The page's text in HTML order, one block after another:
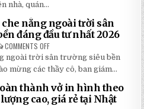
ĐỘNG
QUAY
TAY
TIẾT
2026:
5
BÍ
MẬT
GIÚP
BẠN
TIẾT
nhà, quán...
che nắng ngoài trời sân
đáng đầu tư nhất 2026
COMMENTS OFF
TOP
5
LOẠI
DÙ
CHE
NẮNG
NGOÀI
TRỜI
ngoài trời sân trường siêu bền
mừng các thầy cô, ban giám...
thành vở in hình theo
cao, giá rẻ tại Nhật